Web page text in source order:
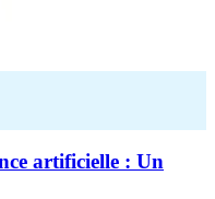
artificielle : Un